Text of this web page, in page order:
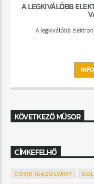
A LEGKIVÁLÓBB
A legkiválóbb
KÖVETKEZŐ MŰSOR
CÍMKEFELHŐ
COVID IGAZOLVÁNY